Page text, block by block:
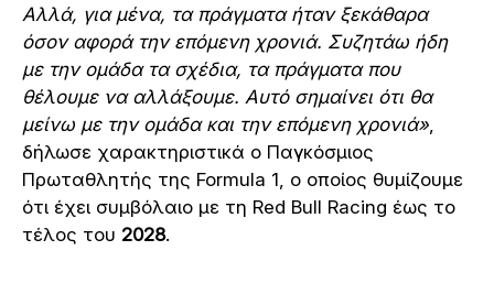
Αλλά, για μένα, τα πράγματα ήταν ξεκάθαρα
όσον αφορά την επόμενη χρονιά. Συζητάω ήδη
με την ομάδα τα σχέδια, τα πράγματα που
θέλουμε να αλλάξουμε. Αυτό σημαίνει ότι θα
μείνω με την ομάδα και την επόμενη χρονιά»,
δήλωσε χαρακτηριστικά ο Παγκόσμιος
Πρωταθλητής της Formula 1, ο οποίος θυμίζουμε
ότι έχει συμβόλαιο με τη Red Bull Racing έως το
τέλος του 2028.